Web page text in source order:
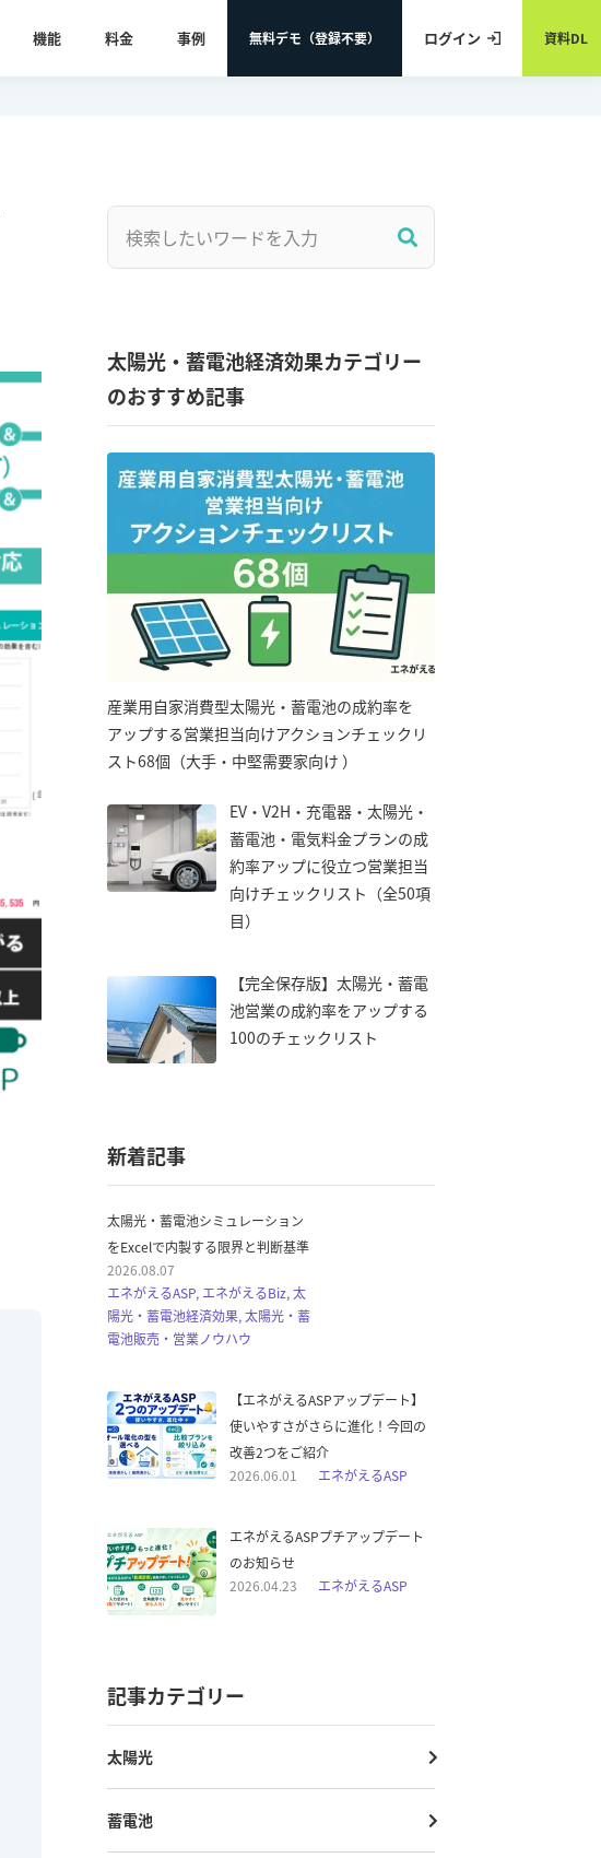
機能 料金 事例 無料デモ（登録不要） ログイン 資料DL
太陽光・蓄電池経済効果カテゴリー
のおすすめ記事
産業用自家消費型太陽光・蓄電池の成約率を
アップする営業担当向けアクションチェックリ
スト68個（大手・中堅需要家向け ）
EV・V2H・充電器・太陽光・
蓄電池・電気料金プランの成
約率アップに役立つ営業担当
向けチェックリスト（全50項
目）
【完全保存版】太陽光・蓄電
池営業の成約率をアップする
100のチェックリスト
新着記事
太陽光・蓄電池シミュレーション
をExcelで内製する限界と判断基準
2026.08.07
エネがえるASP, エネがえるBiz, 太
陽光・蓄電池経済効果, 太陽光・蓄
電池販売・営業ノウハウ
【エネがえるASPアップデート】
使いやすさがさらに進化！今回の
改善2つをご紹介
2026.06.01
エネがえるASP
エネがえるASPプチアップデート
のお知らせ
2026.04.23
エネがえるASP
記事カテゴリー
太陽光
蓄電池